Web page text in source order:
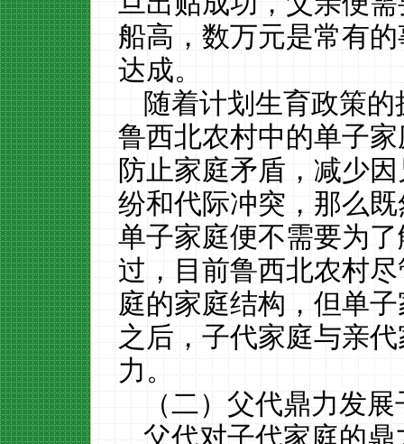
船高，数万元是常有
达成。
随着计划生育政策
鲁西北农村中的单子
防止家庭矛盾，减少
纷和代际冲突，那么
单子家庭便不需要为
过，目前鲁西北农村
庭的家庭结构，但单
之后，子代家庭与亲
力。
（二）父代鼎力发
父代对子代家庭的